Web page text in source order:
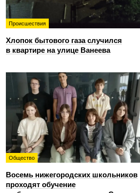
Происшествия
Хлопок бытового газа случился
в квартире на улице Ванеева
Общество
Восемь нижегородских школьников
проходят обучение